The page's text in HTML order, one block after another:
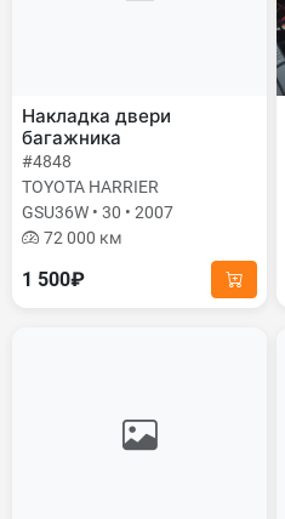
Накладка двери
багажника
#4848
TOYOTA HARRIER
GSU36W • 30 • 2007
72 000 км
1 500₽